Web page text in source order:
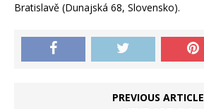
Bratislavě (Dunajská 68, Slovensko).
PREVIOUS ARTICLE